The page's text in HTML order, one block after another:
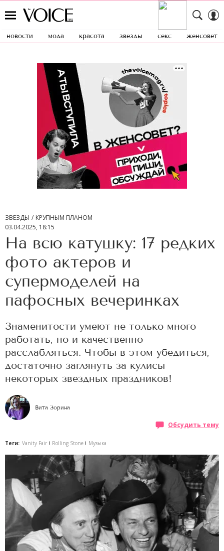
новости мода красота звезды секс женсовет
ЗВЕЗДЫ
КРУПНЫМ ПЛАНОМ
03.04.2025, 18:15
На всю катушку: 17 редких
фото актеров и
супермоделей на
пафосных вечеринках
Знаменитости умеют не только много
работать, но и качественно
расслабляться. Чтобы в этом убедиться,
достаточно заглянуть за кулисы
некоторых звездных праздников!
Вита Зорина
Обсудить тему
Теги: Vanity Fair Rolling Stone Музыка